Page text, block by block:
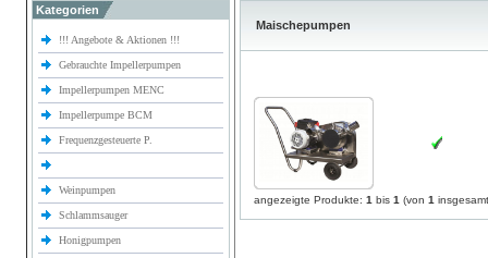
Kategorien
!!! Angebote & Aktionen !!!
Gebrauchte Impellerpumpen
Impellerpumpen MENC
Impellerpumpe BCM
Frequenzgesteuerte P.
Weinpumpen
Schlammsauger
Honigpumpen
Maischepumpen
angezeigte Produkte: 1 bis 1 (von 1